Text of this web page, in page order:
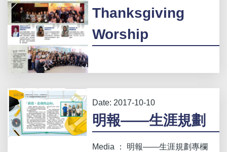
Thanksgiving
Worship
Date: 2017-10-10
明報——生涯規劃
Media ： 明報——生涯規劃專欄